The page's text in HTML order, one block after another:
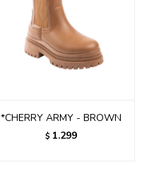
*CHERRY ARMY - BROWN
$ 1.299